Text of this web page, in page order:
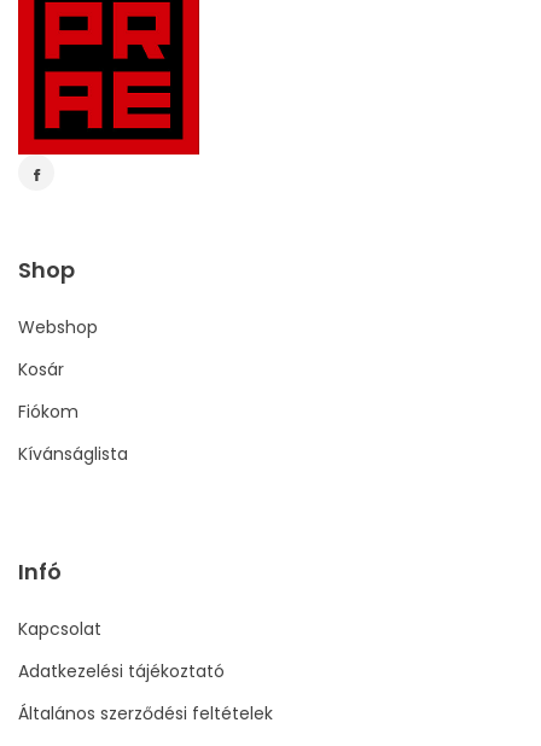
Shop
Webshop
Kosár
Fiókom
Kívánságlista
Infó
Kapcsolat
Adatkezelési tájékoztató
Általános szerződési feltételek